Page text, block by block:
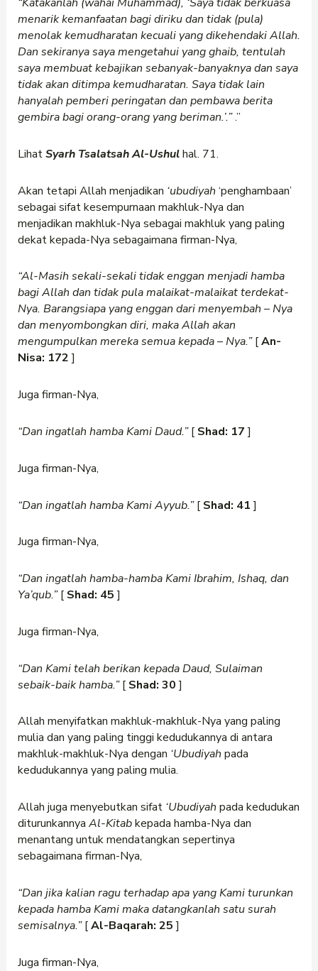
menarik kemanfaatan bagi diriku dan tidak (pula)
menolak kemudharatan kecuali yang dikehendaki Allah.
Dan sekiranya saya mengetahui yang ghaib, tentulah
saya membuat kebajikan sebanyak-banyaknya dan saya
tidak akan ditimpa kemudharatan. Saya tidak lain
hanyalah pemberi peringatan dan pembawa berita
gembira bagi orang-orang yang beriman.’.”.”
LihatSyarh Tsalatsah Al-Ushulhal. 71.
Akan tetapi Allah menjadikan ‘ubudiyah ‘penghambaan’
sebagai sifat kesempurnaan makhluk-Nya dan
menjadikan makhluk-Nya sebagai makhluk yang paling
dekat kepada-Nya sebagaimana firman-Nya,
“Al-Masih sekali-sekali tidak enggan menjadi hamba
bagi Allah dan tidak pula malaikat-malaikat terdekat-
Nya. Barangsiapa yang enggan dari menyembah –Nya
dan menyombongkan diri, maka Allah akan
mengumpulkan mereka semua kepada–Nya.”[An-
Nisa: 172]
Juga firman-Nya,
“Dan ingatlah hamba Kami Daud.”[Shad: 17]
Juga firman-Nya,
“Dan ingatlah hamba Kami Ayyub.”[Shad: 41]
Juga firman-Nya,
“Dan ingatlah hamba-hamba Kami Ibrahim, Ishaq, dan
Ya’qub.”[Shad: 45]
Juga firman-Nya,
“Dan Kami telah berikan kepada Daud, Sulaiman
sebaik-baik hamba.”[Shad: 30]
Allah menyifatkan makhluk-makhluk-Nya yang paling
mulia dan yang paling tinggi kedudukannya di antara
makhluk-makhluk-Nya dengan ‘Ubudiyah pada
kedudukannya yang paling mulia.
Allah juga menyebutkan sifat ‘Ubudiyah pada kedudukan
diturunkannya Al-Kitabkepada hamba-Nya dan
menantang untuk mendatangkan sepertinya
sebagaimana firman-Nya,
“Dan jika kalian ragu terhadap apa yang Kami turunkan
kepada hamba Kami maka datangkanlah satu surah
semisalnya.”[Al-Baqarah: 25]
Juga firman-Nya,